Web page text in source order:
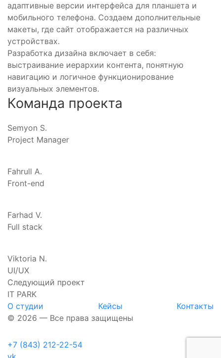
адаптивные версии интерфейса для планшета и
мобильного телефона. Создаем дополнительные
макеты, где сайт отображается на различных
устройствах.
Разработка дизайна включает в себя:
выстраивание иерархии контента, понятную
навигацию и логичное функционирование
визуальных элементов.
Команда проекта
Semyon S.
Project Manager
Fahrull A.
Front-end
Farhad V.
Full stack
Viktoria N.
UI/UX
Следующий проект
IT PARK
О студии
Кейсы
Контакты
© 2026 — Все права защищены
+7 (843) 212-22-54